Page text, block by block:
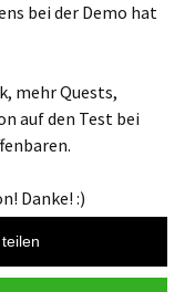
bei der Demo hat
mehr Quests,
auf den Test bei
Danke! :)
teilen